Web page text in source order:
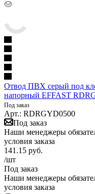
Отвод ПВХ серый под
напорный EFFAST
Под заказ
Арт.: RDRGYD0500
Под заказ
Наши менеджеры
условия заказа
141.15 руб.
/шт
Под заказ
Наши менеджеры
условия заказа